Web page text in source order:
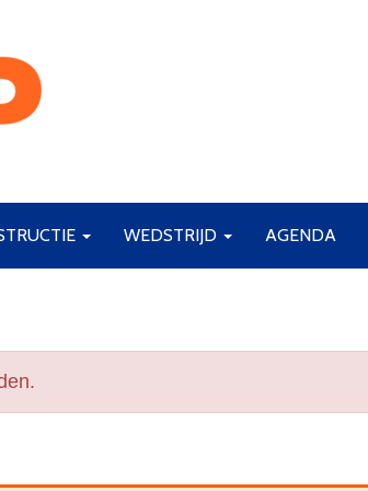
WEDSTRIJD AGENDA